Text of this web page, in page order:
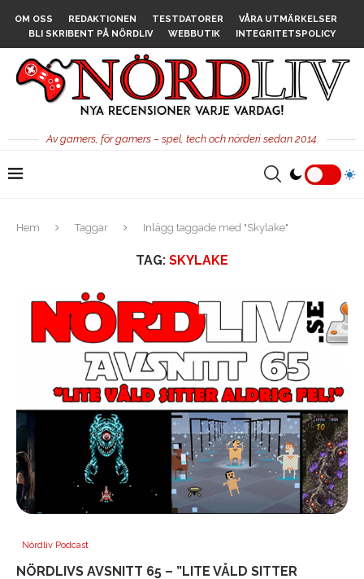
OM OSS REDAKTIONEN TESTDATORER
VÅRA UTMÄRKELSER
BLI SKRIBENT PÅ NÖRDLIV
WEBBUTIK INTEGRITETSPOLICY
Av gamers, för gamers – spel, tech och nörderi sedan 2014.
Hem Taggar Inlägg taggade med "Skylake"
TAG: SKYLAKE
Nördliv Podcast
NÖRDLIVS AVSNITT 65 – ”LITE VÅLD SITTER